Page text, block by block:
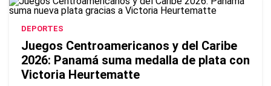
DEPORTES
Juegos Centroamericanos y del Caribe
2026: Panamá suma medalla de plata con
Victoria Heurtematte